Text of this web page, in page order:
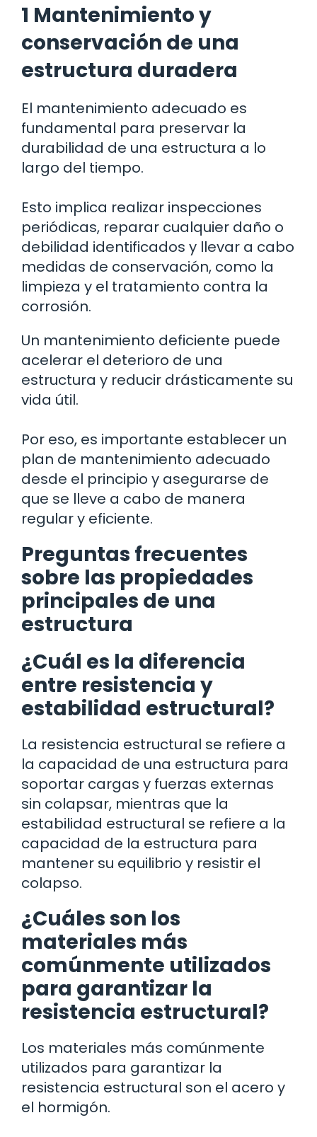
1 Mantenimiento y
conservación de una
estructura duradera
El mantenimiento adecuado es
fundamental para preservar la
durabilidad de una estructura a lo
largo del tiempo.
Esto implica realizar inspecciones
periódicas, reparar cualquier daño o
debilidad identificados y llevar a cabo
medidas de conservación, como la
limpieza y el tratamiento contra la
corrosión.
Un mantenimiento deficiente puede
acelerar el deterioro de una
estructura y reducir drásticamente su
vida útil.
Por eso, es importante establecer un
plan de mantenimiento adecuado
desde el principio y asegurarse de
que se lleve a cabo de manera
regular y eficiente.
Preguntas frecuentes
sobre las propiedades
principales de una
estructura
¿Cuál es la diferencia
entre resistencia y
estabilidad estructural?
La resistencia estructural se refiere a
la capacidad de una estructura para
soportar cargas y fuerzas externas
sin colapsar, mientras que la
estabilidad estructural se refiere a la
capacidad de la estructura para
mantener su equilibrio y resistir el
colapso.
¿Cuáles son los
materiales más
comúnmente utilizados
para garantizar la
resistencia estructural?
Los materiales más comúnmente
utilizados para garantizar la
resistencia estructural son el acero y
el hormigón.